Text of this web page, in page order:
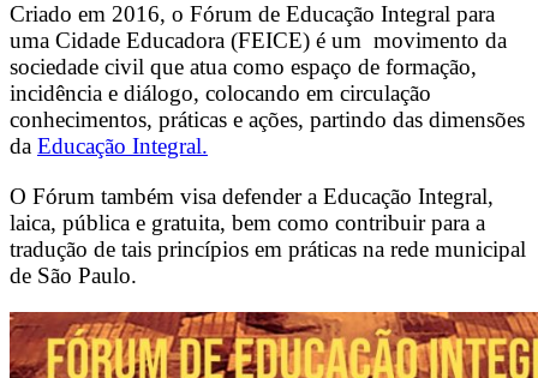
Criado em 2016, o Fórum de Educação Integral para
uma Cidade Educadora (FEICE) é um movimento da
sociedade civil que atua como espaço de formação,
incidência e diálogo, colocando em circulação
conhecimentos, práticas e ações, partindo das dimensões
da Educação Integral.
O Fórum também visa defender a Educação Integral,
laica, pública e gratuita, bem como contribuir para a
tradução de tais princípios em práticas na rede municipal
de São Paulo.